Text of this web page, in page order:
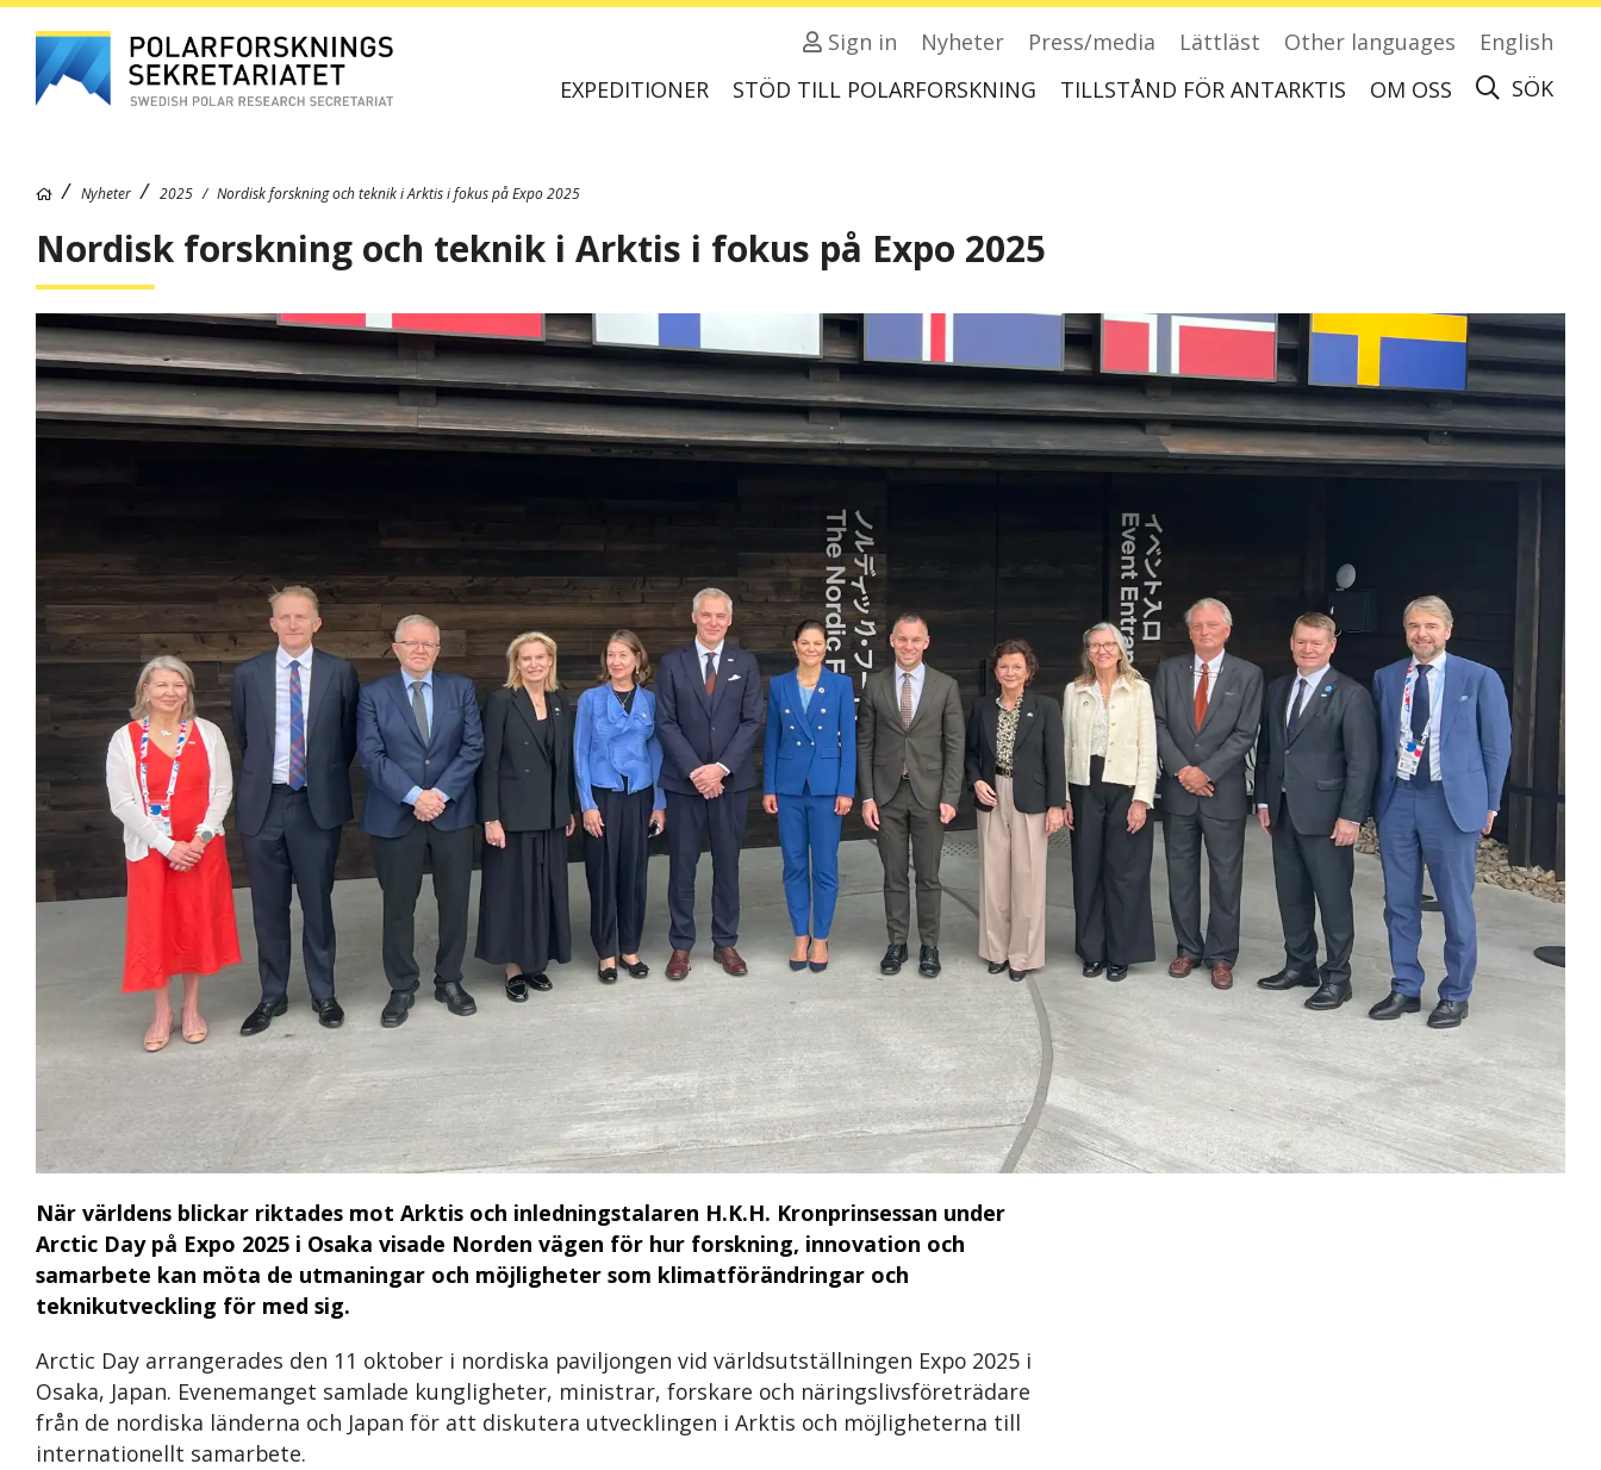
Sign in Nyheter Press/media Lättläst Other languages
English
EXPEDITIONER
STÖD TILL POLARFORSKNING TILLSTÅND FÖR ANTARKTIS OM OSS SÖK
Nyheter 2025 Nordisk forskning och teknik i Arktis i fokus på Expo 2025
Nordisk forskning och teknik i Arktis i fokus på Expo 2025
När världens blickar riktades mot Arktis och inledningstalaren H.K.H. Kronprinsessan under
Arctic Day på Expo 2025 i Osaka visade Norden vägen för hur forskning, innovation och
samarbete kan möta de utmaningar och möjligheter som klimatförändringar och
teknikutveckling för med sig.
Arctic Day arrangerades den 11 oktober i nordiska paviljongen vid världsutställningen Expo 2025 i
Osaka, Japan. Evenemanget samlade kungligheter, ministrar, forskare och näringslivsföreträdare
från de nordiska länderna och Japan för att diskutera utvecklingen i Arktis och möjligheterna till
internationellt samarbete.